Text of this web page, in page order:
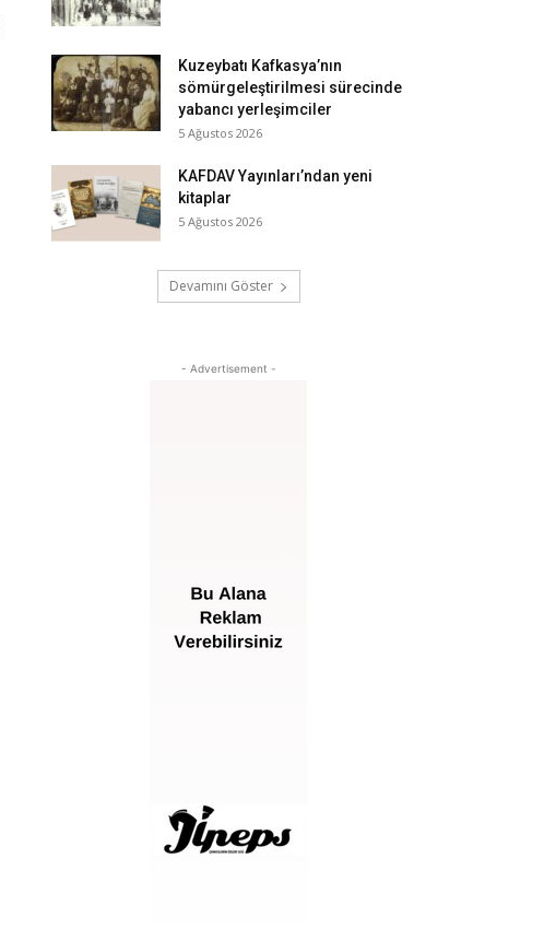
Kuzeybatı Kafkasya’nın
sömürgeleştirilmesi sürecinde
yabancı yerleşimciler
5 Ağustos 2026
KAFDAV Yayınları’ndan yeni
kitaplar
5 Ağustos 2026
Devamını Göster
- Advertisement -